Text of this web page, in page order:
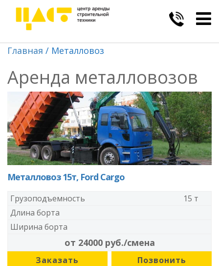
Главная Металловоз
Аренда металловозов
Металловоз 15т, Ford Cargo
Грузоподъемность
15 т
Длина борта
Ширина борта
от 24000 руб./смена
Заказать Позвонить